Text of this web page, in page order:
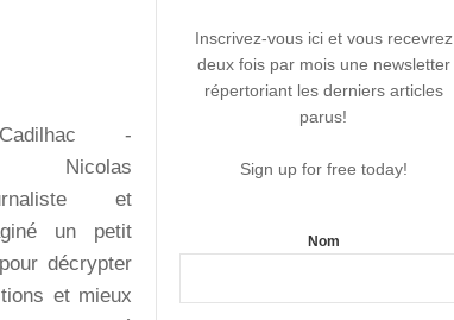
-
Nicolas
et
un petit
décrypter
et mieux
Inscrivez-vous ici et vous recevrez
deux fois par mois une newsletter
répertoriant les derniers articles
parus!
Sign up for free today!
Nom